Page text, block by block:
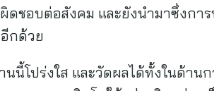
ผิดชอบต่อสังคม และยังนำมาซึ่ง
กด้วย
นี้โปร่งใส และวัดผลได้ทั้งในด้า